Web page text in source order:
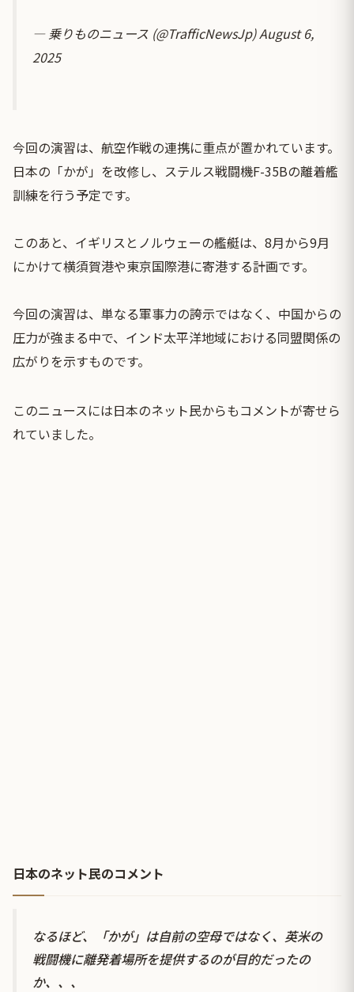
— 乗りものニュース (@TrafficNewsJp)August 6,
2025
今回の演習は、航空作戦の連携に重点が置かれています。
日本の「かが」を改修し、ステルス戦闘機F-35Bの離着艦
訓練を行う予定です。
このあと、イギリスとノルウェーの艦艇は、8月から9月
にかけて横須賀港や東京国際港に寄港する計画です。
今回の演習は、単なる軍事力の誇示ではなく、中国からの
圧力が強まる中で、インド太平洋地域における同盟関係の
広がりを示すものです。
このニュースには日本のネット民からもコメントが寄せら
れていました。
日本のネット民のコメント
なるほど、「かが」は自前の空母ではなく、英米の
戦闘機に離発着場所を提供するのが目的だったの
か、、、